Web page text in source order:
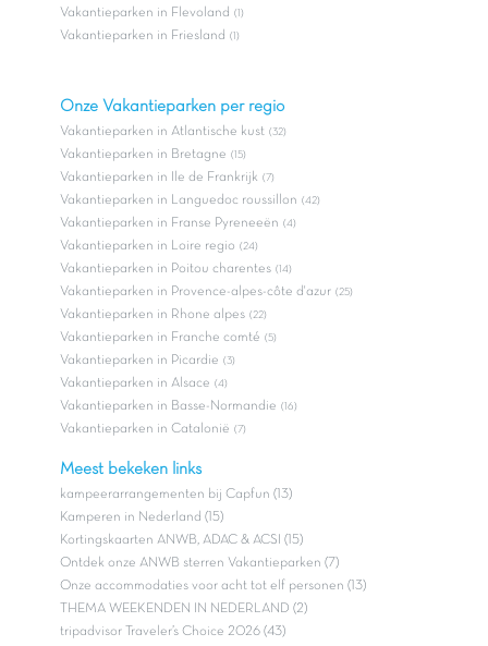
Vakantieparken in Flevoland (1)
Vakantieparken in Friesland (1)
Onze Vakantieparken per regio
Vakantieparken in Atlantische kust (32)
Vakantieparken in Bretagne (15)
Vakantieparken in Ile de Frankrijk (7)
Vakantieparken in Languedoc roussillon (42)
Vakantieparken in Franse Pyreneeën (4)
Vakantieparken in Loire regio (24)
Vakantieparken in Poitou charentes (14)
Vakantieparken in Provence-alpes-côte d'azur (25)
Vakantieparken in Rhone alpes (22)
Vakantieparken in Franche comté (5)
Vakantieparken in Picardie (3)
Vakantieparken in Alsace (4)
Vakantieparken in Basse-Normandie (16)
Vakantieparken in Catalonië (7)
Meest bekeken links
kampeerarrangementen bij Capfun (13)
Kamperen in Nederland (15)
Kortingskaarten ANWB, ADAC & ACSI (15)
Ontdek onze ANWB sterren Vakantieparken (7)
Onze accommodaties voor acht tot elf personen (13)
THEMA WEEKENDEN IN NEDERLAND (2)
tripadvisor Traveler’s Choice 2026 (43)